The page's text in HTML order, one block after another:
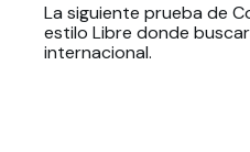
La siguiente prueba de
estilo Libre donde
internacional.